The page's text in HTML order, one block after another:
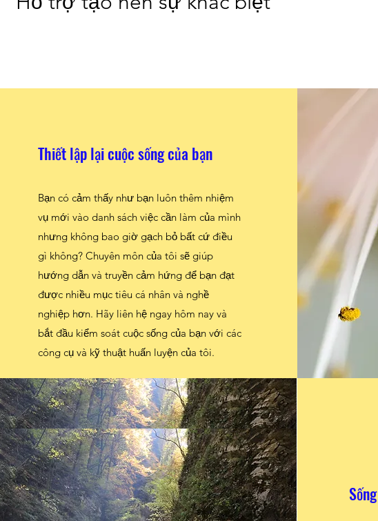
Thiết lập lại cuộc sống của bạn
Bạn có cảm thấy như bạn luôn thêm nhiệm
vụ mới vào danh sách việc cần làm của mình
nhưng không bao giờ gạch bỏ bất cứ điều
gì không? Chuyên môn của tôi sẽ giúp
hướng dẫn và truyền cảm hứng để bạn đạt
được nhiều mục tiêu cá nhân và nghề
nghiệp hơn. Hãy liên hệ ngay hôm nay và
bắt đầu kiểm soát cuộc sống của bạn với các
công cụ và kỹ thuật huấn luyện của tôi.
Cuộc
điều